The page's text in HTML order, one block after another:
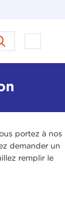
sur
Ouvrir
portez à nos
demander un
remplir le